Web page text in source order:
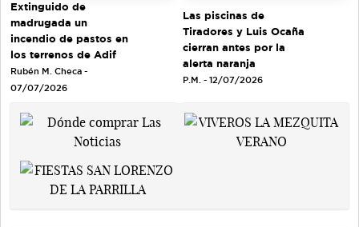
Extinguido de
madrugada un
incendio de pastos en
los terrenos de Adif
Rubén M. Checa -
07/07/2026
Las piscinas de
Tiradores y Luis Ocaña
cierran antes por la
alerta naranja
P.M. - 12/07/2026